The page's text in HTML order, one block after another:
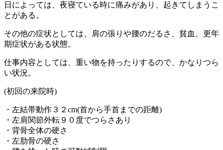
日によっては、夜寝ている時に痛みがあり、起きてしまうこ
とがある。
その他の症状としては、肩の張りや腰のだるさ、貧血、更年
期症状がある状態。
仕事内容としては、重い物を持ったりするので、かなりつら
い状況。
(初回の来院時)
・左結帯動作３２cm(首から手首までの距離)
・左肩関節外転９０度でつらさあり
・背骨全体の硬さ
・左肋骨の硬さ